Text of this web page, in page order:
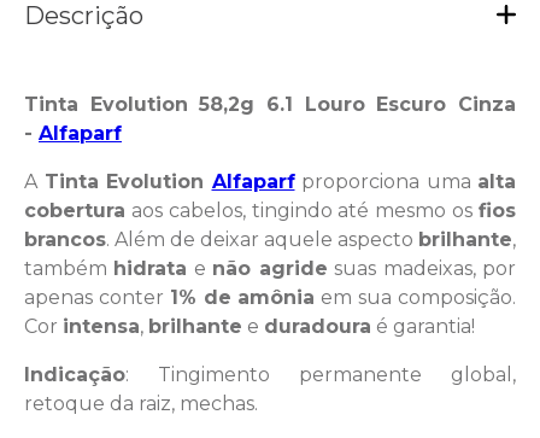
Descrição
Tinta Evolution 58,2g 6.1 Louro Escuro Cinza
- Alfaparf
A Tinta Evolution Alfaparfproporciona uma alta
cobertura aos cabelos, tingindo até mesmo os fios
brancos. Além de deixar aquele aspecto brilhante,
também hidrata e não agride suas madeixas, por
apenas conter 1% de amônia em sua composição.
Cor intensa, brilhante e duradoura é garantia!
Indicação: Tingimento permanente global,
retoque da raiz, mechas.